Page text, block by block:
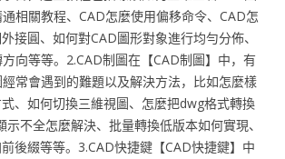
相關教程、CAD怎麼使用偏移命令、CAD怎
接圓、如何對CAD圖形對象進行均勻分佈、
向等等。2.CAD制圖在【CAD制圖】中，有
常會遇到的難題以及解決方法，比如怎麼樣
、如何切換三維視圖、怎麼把dwg格式轉換
不全怎麼解決、批量轉換低版本如何實現、
後綴等等。3.CAD快捷鍵【CAD快捷鍵】中